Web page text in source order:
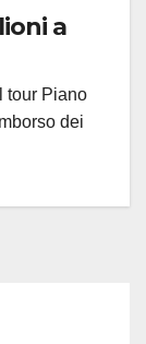
a
tour Piano
dei